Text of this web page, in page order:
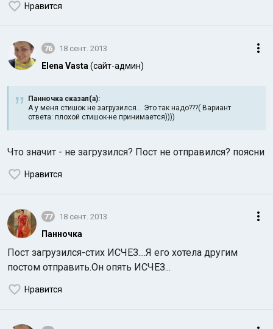
Нравится
76 18 сент. 2013
Elena Vasta (сайт-админ)
Панночка сказал(а):
А у меня стишок не загрузился... Это так надо???( Вариант
ответа: плохой стишок-не принимается))))
Что значит - не загрузился? Пост не отправился? поясни
Нравится
77 18 сент. 2013
Панночка
Пост загрузился-стих ИСЧЕЗ....Я его хотела другим
постом отправить.Он опять ИСЧЕЗ...
Нравится